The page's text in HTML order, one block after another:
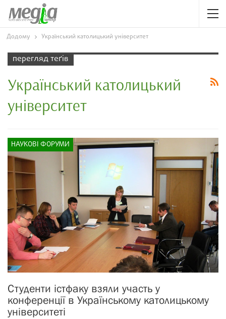
Додому Український католицький університет
перегляд теґів
Український католицький
університет
НАУКОВІ ФОРУМИ
Студенти істфаку взяли участь у
конференції в Українському католицькому
університеті